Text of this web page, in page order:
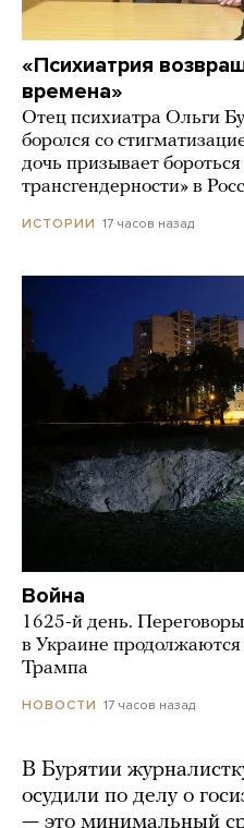
«Психиатрия
времена»
Отец психиатра Ольги
боролся со
дочь призывает
трансгендерности» в
ИСТОРИИ 17 часов назад
Война
1625-й день.
в Украине
Трампа
НОВОСТИ 17 часов назад
В Бурятии
осудили по делу о
— это минимальный